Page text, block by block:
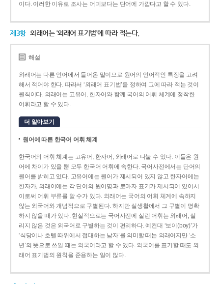
이다. 이러한 이유로 조사는 어미보다는 단어에 가깝다고 할 수 있다.
제3항 외래어는 ‘외래어 표기법’에 따라 적는다.
해설
외래어는 다른 언어에서 들어온 말이므로 원어의 언어적인 특징을 고려
해서 적어야 한다. 따라서 ‘외래어 표기법’을 정하여 그에 따라 적는 것이
원칙이다. 외래어는 고유어, 한자어와 함께 국어의 어휘 체계에 정착한
어휘라고 할 수 있다.
더 알아보기
원어에 따른 한국어 어휘 체계
한국어의 어휘 체계는 고유어, 한자어, 외래어로 나눌 수 있다. 이들은 원
어에 차이가 있을 뿐 모두 한국어 어휘에 속한다. 국어사전에서는 단어의
원어를 밝히고 있다. 고유어에는 원어가 제시되어 있지 않고 한자어에는
한자가, 외래어에는 각 단어의 원어명과 로마자 표기가 제시되어 있어서
이로써 어휘 부류를 알 수가 있다. 외래어는 국어의 어휘 체계에 속하지
않는 외국어와 개념적으로 구별된다. 하지만 실생활에서 그 구별이 명확
하지 않을 때가 있다. 현실적으로는 국어사전에 실린 어휘는 외래어, 실
리지 않은 것은 외국어로 구별하는 것이 편리하다. 예컨대 ‘보이(boy)’가
‘식당이나 호텔 따위에서 접대하는 남자’를 의미할 때는 외래어지만 ‘소
년’의 뜻으로 쓰일 때는 외국어라고 할 수 있다. 외국어를 표기할 때도 외
래어 표기법의 원칙을 준용하는 일이 많다.